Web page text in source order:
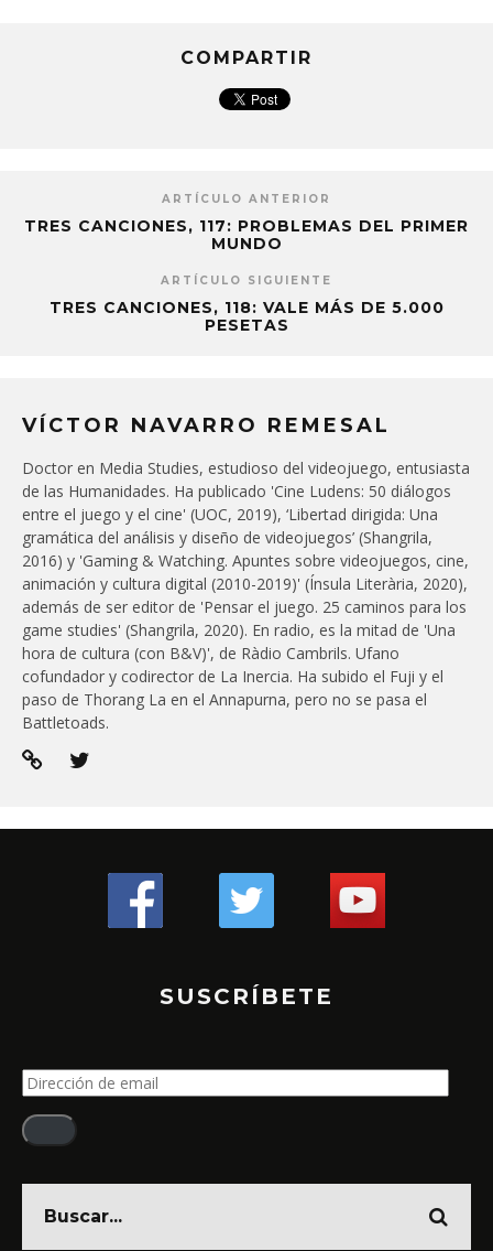
COMPARTIR
ARTÍCULO ANTERIOR
TRES CANCIONES, 117: PROBLEMAS DEL PRIMER
MUNDO
ARTÍCULO SIGUIENTE
TRES CANCIONES, 118: VALE MÁS DE 5.000
PESETAS
VÍCTOR NAVARRO REMESAL
Doctor en Media Studies, estudioso del videojuego, entusiasta
de las Humanidades. Ha publicado 'Cine Ludens: 50 diálogos
entre el juego y el cine' (UOC, 2019), ‘Libertad dirigida: Una
gramática del análisis y diseño de videojuegos’ (Shangrila,
2016) y 'Gaming & Watching. Apuntes sobre videojuegos, cine,
animación y cultura digital (2010-2019)' (Ínsula Literària, 2020),
además de ser editor de 'Pensar el juego. 25 caminos para los
game studies' (Shangrila, 2020). En radio, es la mitad de 'Una
hora de cultura (con B&V)', de Ràdio Cambrils. Ufano
cofundador y codirector de La Inercia. Ha subido el Fuji y el
paso de Thorang La en el Annapurna, pero no se pasa el
Battletoads.
SUSCRÍBETE
Dirección
de
email